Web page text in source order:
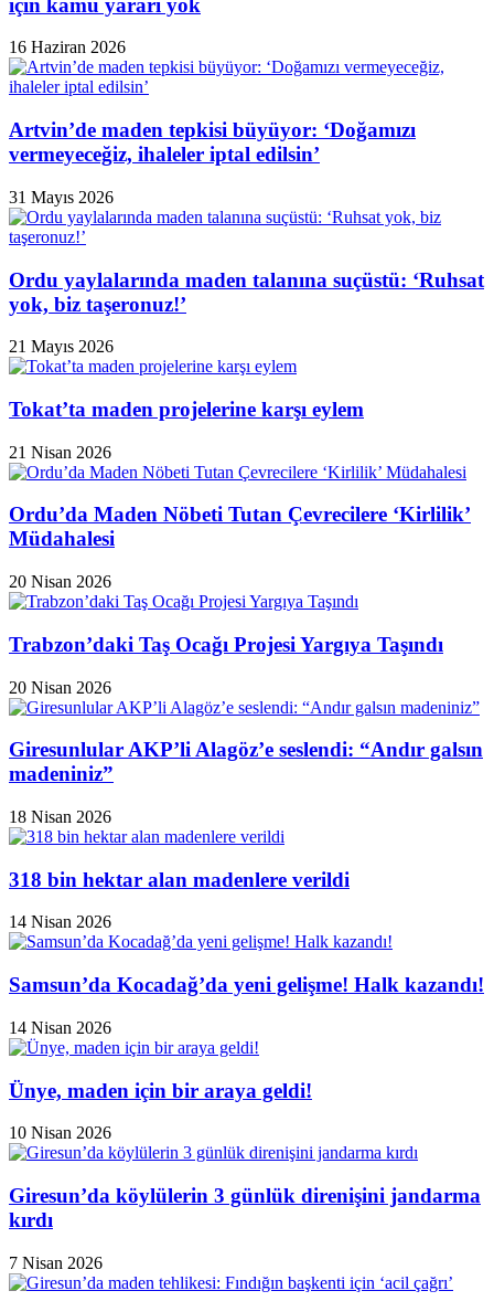
16 Haziran 2026
Artvin’de maden tepkisi büyüyor: ‘Doğamızı
vermeyeceğiz, ihaleler iptal edilsin’
31 Mayıs 2026
Ordu yaylalarında maden talanına suçüstü: ‘Ruhsat
yok, biz taşeronuz!’
21 Mayıs 2026
Tokat’ta maden projelerine karşı eylem
21 Nisan 2026
Ordu’da Maden Nöbeti Tutan Çevrecilere ‘Kirlilik’
Müdahalesi
20 Nisan 2026
Trabzon’daki Taş Ocağı Projesi Yargıya Taşındı
20 Nisan 2026
Giresunlular AKP’li Alagöz’e seslendi: “Andır galsın
madeniniz”
18 Nisan 2026
318 bin hektar alan madenlere verildi
14 Nisan 2026
Samsun’da Kocadağ’da yeni gelişme! Halk kazandı!
14 Nisan 2026
Ünye, maden için bir araya geldi!
10 Nisan 2026
Giresun’da köylülerin 3 günlük direnişini jandarma
kırdı
7 Nisan 2026